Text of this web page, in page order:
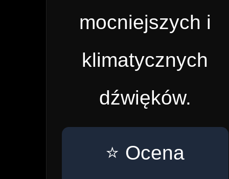
mocniejszych i
klimatycznych
dźwięków.
⭐ Ocena